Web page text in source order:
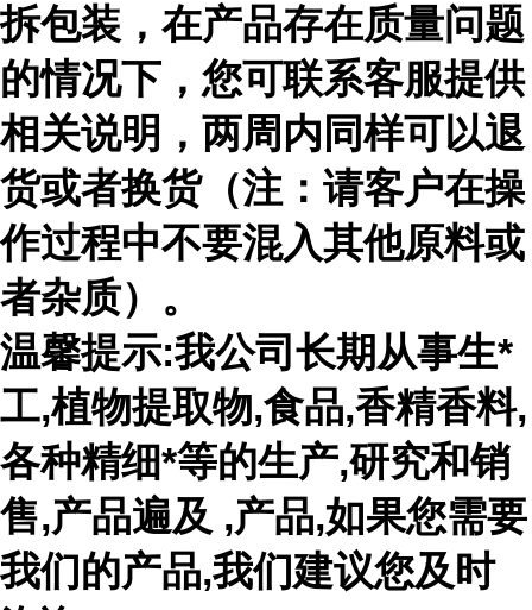
拆包装，在产品存在质量问题
的情况下，您可联系客服提供
相关说明，两周内同样可以退
货或者换货（注：请客户在操
作过程中不要混入其他原料或
者杂质）。
温馨提示:我公司长期从事生*
工,植物提取物,食品,香精香料,
各种精细*等的生产,研究和销
售,产品遍及 ,产品,如果您需要
我们的产品,我们建议您及时